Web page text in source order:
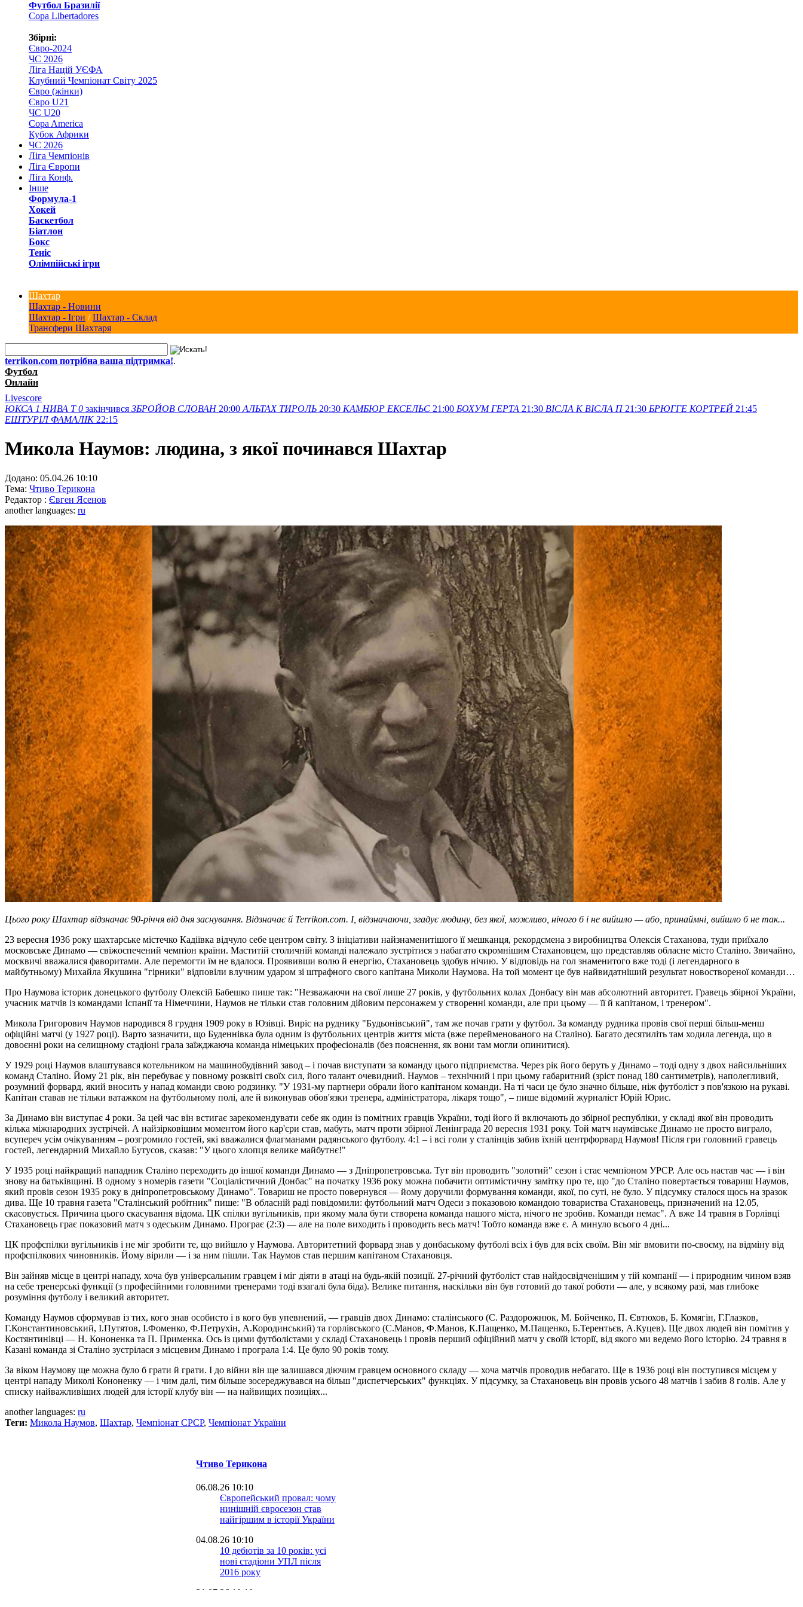
Футбол Бразилії
Copa Libertadores
Збірні:
Євро-2024
ЧС 2026
Ліга Націй УЄФА
Клубний Чемпіонат Світу 2025
Євро (жінки)
Євро U21
ЧС U20
Copa America
Кубок Африки
ЧС 2026
Ліга Чемпіонів
Ліга Європи
Ліга Конф.
Інше
Формула-1
Хокей
Баскетбол
Біатлон
Бокс
Теніс
Олімпійські ігри
Шахтар
Шахтар - Новини
Шахтар - Ігри /Шахтар - Склад
Трансфери Шахтаря
terrikon.com потрібна ваша підтримка!.
Футбол
Онлайн
Livescore
ЮКСА 1 НИВА Т 0 закінчився ЗБРОЙОВ СЛОВАН 20:00 АЛЬТАХ ТИРОЛЬ 20:30 КАМБЮР ЕКСЕЛЬС 21:00 БОХУМ ГЕРТА 21:30 ВІСЛА K ВІСЛА П 21:30 БРЮГГЕ КОРТРЕЙ 21:45
ЕШТУРІЛ ФАМАЛІК 22:15
Микола Наумов: людина, з якої починався Шахтар
Додано: 05.04.26 10:10
Тема: Чтиво Терикона
Редактор : Євген Ясенов
another languages: ru
Цього року Шахтар відзначає 90-річчя від дня заснування. Відзначає й Terrikon.com. І, відзначаючи, згадує людину, без якої, можливо, нічого б і не вийшло — або, принаймні, вийшло б не так...
23 вересня 1936 року шахтарське містечко Кадіївка відчуло себе центром світу. З ініціативи найзнаменитішого її мешканця, рекордсмена з виробництва Олексія Стаханова, туди приїхало
московське Динамо — свіжоспечений чемпіон країни. Маститій столичній команді належало зустрітися з набагато скромнішим Стахановцем, що представляв обласне місто Сталіно. Звичайно,
москвичі вважалися фаворитами. Але перемогти їм не вдалося. Проявивши волю й енергію, Стахановець здобув нічию. У відповідь на гол знаменитого вже тоді (і легендарного в
майбутньому) Михайла Якушина "гірники" відповіли влучним ударом зі штрафного свого капітана Миколи Наумова. На той момент це був найвидатніший результат новоствореної команди…
Про Наумова історик донецького футболу Олексій Бабешко пише так: "Незважаючи на свої лише 27 років, у футбольних колах Донбасу він мав абсолютний авторитет. Гравець збірної України,
учасник матчів із командами Іспанії та Німеччини, Наумов не тільки став головним дійовим персонажем у створенні команди, але при цьому — її й капітаном, і тренером".
Микола Григорович Наумов народився 8 грудня 1909 року в Юзівці. Виріс на руднику "Будьонівський", там же почав грати у футбол. За команду рудника провів свої перші більш-менш
офіційні матчі (у 1927 році). Варто зазначити, що Буденнівка була одним із футбольних центрів життя міста (вже перейменованого на Сталіно). Багато десятиліть там ходила легенда, що в
довоєнні роки на селищному стадіоні грала заїжджаюча команда німецьких професіоналів (без пояснення, як вони там могли опинитися).
У 1929 році Наумов влаштувався котельником на машинобудівний завод – і почав виступати за команду цього підприємства. Через рік його беруть у Динамо – тоді одну з двох найсильніших
команд Сталіно. Йому 21 рік, він перебуває у повному розквіті своїх сил, його талант очевидний. Наумов – технічний і при цьому габаритний (зріст понад 180 сантиметрів), наполегливий,
розумний форвард, який вносить у напад команди свою родзинку. "У 1931-му партнери обрали його капітаном команди. На ті часи це було значно більше, ніж футболіст з пов'язкою на рукаві.
Капітан ставав не тільки ватажком на футбольному полі, але й виконував обов'язки тренера, адміністратора, лікаря тощо", – пише відомий журналіст Юрій Юрис.
За Динамо він виступає 4 роки. За цей час він встигає зарекомендувати себе як один із помітних гравців України, тоді його й включають до збірної республіки, у складі якої він проводить
кілька міжнародних зустрічей. А найзірковішим моментом його кар'єри став, мабуть, матч проти збірної Ленінграда 20 вересня 1931 року. Той матч наумівське Динамо не просто виграло,
всупереч усім очікуванням – розгромило гостей, які вважалися флагманами радянського футболу. 4:1 – і всі голи у сталінців забив їхній центрфорвард Наумов! Після гри головний гравець
гостей, легендарний Михайло Бутусов, сказав: "У цього хлопця велике майбутнє!"
У 1935 році найкращий нападник Сталіно переходить до іншої команди Динамо — з Дніпропетровська. Тут він проводить "золотий" сезон і стає чемпіоном УРСР. Але ось настав час — і він
знову на батьківщині. В одному з номерів газети "Соціалістичний Донбас" на початку 1936 року можна побачити оптимістичну замітку про те, що "до Сталіно повертається товариш Наумов,
який провів сезон 1935 року в дніпропетровському Динамо". Товариш не просто повернувся — йому доручили формування команди, якої, по суті, не було. У підсумку сталося щось на зразок
дива. Ще 10 травня газета "Сталінський робітник" пише: "В обласній раді повідомили: футбольний матч Одеси з показовою командою товариства Стахановець, призначений на 12.05,
скасовується. Причина цього скасування відома. ЦК спілки вугільників, при якому мала бути створена команда нашого міста, нічого не зробив. Команди немає". А вже 14 травня в Горлівці
Стахановець грає показовий матч з одеським Динамо. Програє (2:3) — але на поле виходить і проводить весь матч! Тобто команда вже є. А минуло всього 4 дні...
ЦК профспілки вугільників і не міг зробити те, що вийшло у Наумова. Авторитетний форвард знав у донбаському футболі всіх і був для всіх своїм. Він міг вмовити по-своєму, на відміну від
профспілкових чиновників. Йому вірили — і за ним пішли. Так Наумов став першим капітаном Стахановця.
Він зайняв місце в центрі нападу, хоча був універсальним гравцем і міг діяти в атаці на будь-якій позиції. 27-річний футболіст став найдосвідченішим у тій компанії — і природним чином взяв
на себе тренерські функції (з професійними головними тренерами тоді взагалі була біда). Велике питання, наскільки він був готовий до такої роботи — але, у всякому разі, мав глибоке
розуміння футболу і великий авторитет.
Команду Наумов сформував із тих, кого знав особисто і в кого був упевнений, — гравців двох Динамо: сталінського (С. Раздорожнюк, М. Бойченко, П. Євтюхов, Б. Комягін, Г.Глазков,
Г.Константиновський, І.Путятов, І.Фоменко, Ф.Петрухін, А.Кородинський) та горлівського (С.Манов, Ф.Манов, К.Пащенко, М.Пащенко, Б.Терентьєв, А.Куцев). Ще двох людей він помітив у
Костянтинівці — Н. Кононенка та П. Применка. Ось із цими футболістами у складі Стахановець і провів перший офіційний матч у своїй історії, від якого ми ведемо його історію. 24 травня в
Казані команда зі Сталіно зустрілася з місцевим Динамо і програла 1:4. Це було 90 років тому.
За віком Наумову ще можна було б грати й грати. І до війни він ще залишався діючим гравцем основного складу — хоча матчів проводив небагато. Ще в 1936 році він поступився місцем у
центрі нападу Миколі Кононенку — і чим далі, тим більше зосереджувався на більш "диспетчерських" функціях. У підсумку, за Стахановець він провів усього 48 матчів і забив 8 голів. Але у
списку найважливіших людей для історії клубу він — на найвищих позиціях...
another languages: ru
Теги: Микола Наумов, Шахтар, Чемпiонат СРСР, Чемпіонат України
Чтиво Терикона
06.08.26 10:10
Європейський провал: чому
нинішній євросезон став
найгіршим в історії України
04.08.26 10:10
10 дебютів за 10 років: усі
нові стадіони УПЛ після
2016 року
31.07.26 10:10